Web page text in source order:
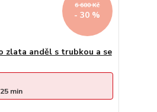
6 600 Kč
- 30 %
zlata anděl s trubkou a se
25 min